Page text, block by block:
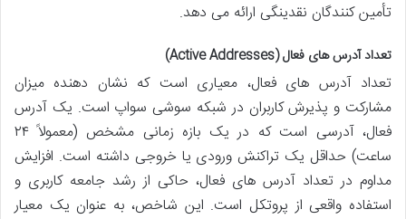
تأمین کنندگان نقدینگی ارائه می دهد.
تعداد آدرس های فعال (Active Addresses)
تعداد آدرس های فعال، معیاری است که نشان دهنده میزان
مشارکت و پذیرش کاربران در شبکه سوشی سواپ است. یک آدرس
فعال، آدرسی است که در یک بازه زمانی مشخص (معمولاً ۲۴
ساعت) حداقل یک تراکنش ورودی یا خروجی داشته است. افزایش
مداوم در تعداد آدرس های فعال، حاکی از رشد جامعه کاربری و
استفاده واقعی از پروتکل است. این شاخص، به عنوان یک معیار